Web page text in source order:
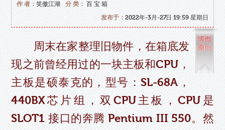
作 者：笑傲江湖 分 类： 百 宝 箱
发布于： 2022年-3月-27日 19:59 星期日
周末在家整理旧物件，在箱底发
现之前曾经用过的一块主板和CPU，
主板是硕泰克的，型号：SL-68A，
440BX芯片组，双CPU主板，CPU是
SLOT1 接口的奔腾 Pentium III 550。然